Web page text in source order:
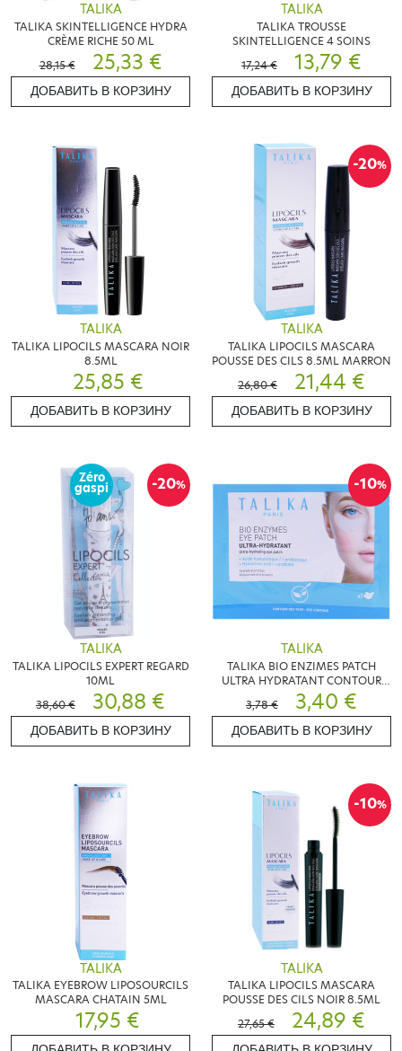
TALIKA
TALIKA SKINTELLIGENCE HYDRA
CRÈME RICHE 50 ML
28,15 €
25,33 €
ДОБАВИТЬ В КОРЗИНУ
TALIKA
TALIKA TROUSSE
SKINTELLIGENCE 4 SOINS
17,24 €
13,79 €
ДОБАВИТЬ В КОРЗИНУ
TALIKA
TALIKA LIPOCILS MASCARA NOIR
8.5ML
25,85 €
ДОБАВИТЬ В КОРЗИНУ
-20%
TALIKA
TALIKA LIPOCILS MASCARA
POUSSE DES CILS 8.5ML MARRON
26,80 €
21,44 €
ДОБАВИТЬ В КОРЗИНУ
-20%
Zéro
gaspi
TALIKA
TALIKA LIPOCILS EXPERT REGARD
10ML
38,60 €
30,88 €
ДОБАВИТЬ В КОРЗИНУ
-10%
TALIKA
TALIKA BIO ENZIMES PATCH
ULTRA HYDRATANT CONTOUR
DES YEUX
3,78 € 3,40 €
ДОБАВИТЬ В КОРЗИНУ
TALIKA
TALIKA EYEBROW LIPOSOURCILS
MASCARA CHATAIN 5ML
17,95 €
-10%
TALIKA
TALIKA LIPOCILS MASCARA
POUSSE DES CILS NOIR 8.5ML
27,65 €
24,89 €